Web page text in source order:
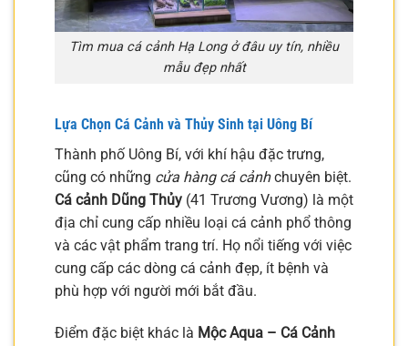
Tìm mua cá cảnh Hạ Long ở đâu uy tín, nhiều
mẫu đẹp nhất
Lựa Chọn Cá Cảnh và Thủy Sinh tại Uông Bí
Thành phố Uông Bí, với khí hậu đặc trưng,
cũng có những cửa hàng cá cảnhchuyên biệt.
Cá cảnh Dũng Thủy (41 Trương Vương) là một
địa chỉ cung cấp nhiều loại cá cảnh phổ thông
và các vật phẩm trang trí. Họ nổi tiếng với việc
cung cấp các dòng cá cảnh đẹp, ít bệnh và
phù hợp với người mới bắt đầu.
Điểm đặc biệt khác là Mộc Aqua – Cá Cảnh